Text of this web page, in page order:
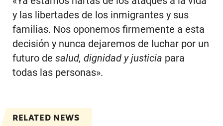
y las libertades de los inmigrantes y sus
familias. Nos oponemos firmemente a esta
decisión y nunca dejaremos de luchar por un
futuro de salud, dignidad y justicia para
todas las personas».
RELATED NEWS